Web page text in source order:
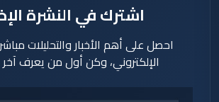
اشترك في النشرة
احصل على أهم الأخبار والتحليلات
الإلكتروني، وكن أول من يعرف آخر